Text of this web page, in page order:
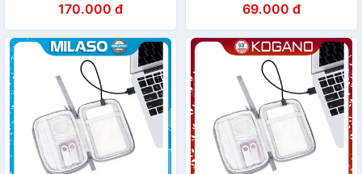
halustore170.000 đ
sạc, pin dự phòng đa năng
TA-001198
69.000 đ